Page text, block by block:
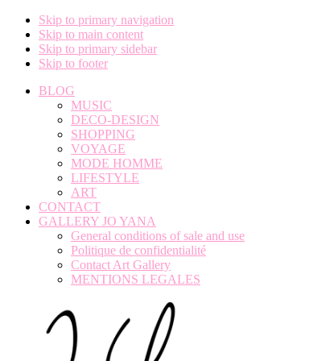
Skip to primary navigation
Skip to main content
Skip to primary sidebar
Skip to footer
BLOG
MUSIC
DECO-DESIGN
SHOPPING
VOYAGE
MODE HOMME
LIFESTYLE
ART
CONTACT
GALLERY JO YANA
General conditions of sale and use
Politique de confidentialité
Contact Art Gallery
MENTIONS LEGALES